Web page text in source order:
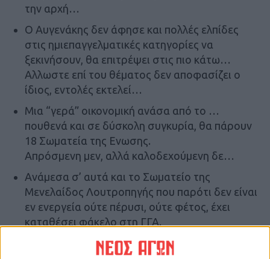
την αρχή…
Ο Αυγενάκης δεν άφησε και πολλές ελπίδες
στις ημιεπαγγελματικές κατηγορίες να
ξεκινήσουν, θα επιτρέψει στις πιο κάτω…
Αλλωστε επί του θέματος δεν αποφασίζει ο
ίδιος, εντολές εκτελεί…
Μια “γερά” οικονομική ανάσα από το …
πουθενά και σε δύσκολη συγκυρία, θα πάρουν
18 Σωματεία της Ενωσης.
Απρόσμενη μεν, αλλά καλοδεχούμενη δε…
Ανάμεσα σ’ αυτά και το Σωματείο της
Μενελαίδος Λουτροπηγής που παρότι δεν είναι
εν ενεργεία ούτε πέρυσι, ούτε φέτος, έχει
καταθέσει φάκελο στη ΓΓΑ.
απουσιάζουν από τη διαδικασία αυτή.